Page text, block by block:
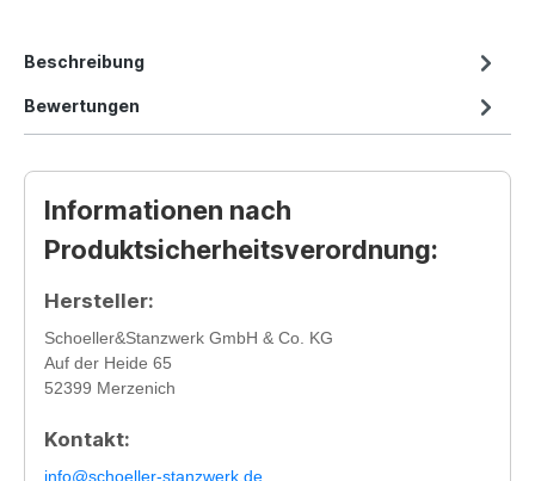
Beschreibung
Bewertungen
Informationen nach
Produktsicherheitsverordnung:
Hersteller:
Schoeller&Stanzwerk GmbH & Co. KG
Auf der Heide 65
52399 Merzenich
Kontakt:
info@schoeller-stanzwerk.de